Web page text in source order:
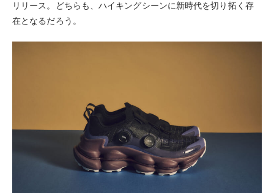
リリース。どちらも、ハイキングシーンに新時代を切り拓く存
在となるだろう。